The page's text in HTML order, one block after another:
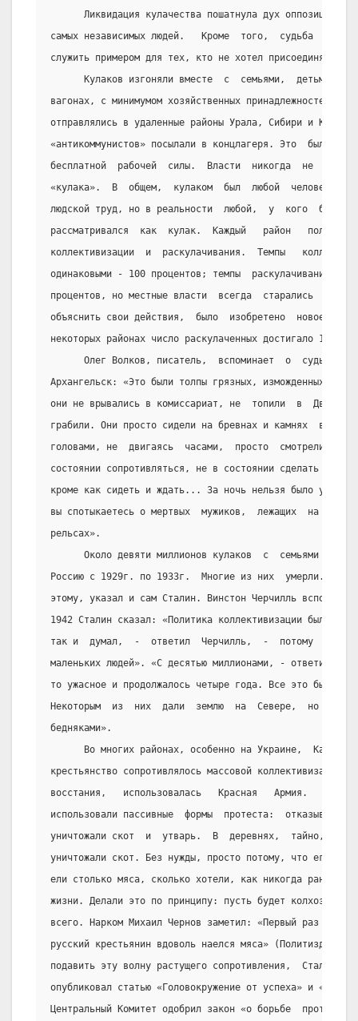
Ликвидация кулачества пошатнула дух оппозиции,
самых независимых людей.   Кроме  того,  судьба  этих
служить примером для тех, кто не хотел присоединяться
Кулаков изгоняли вместе  с  семьями,  детьми,
вагонах, с минимумом хозяйственных принадлежностей,
отправлялись в удаленные районы Урала, Сибири и
«антикоммунистов» посылали в концлагеря. Это  был
бесплатной  рабочей  силы.  Власти  никогда  не  дали
«кулака».  В  общем,  кулаком  был  любой  человек,
людской труд, но в реальности  любой,  у  кого  было
рассматривался  как  кулак.  Каждый   район   получил
коллективизации  и  раскулачивания.  Темпы
одинаковыми - 100 процентов; темпы  раскулачивания
процентов, но местные власти  всегда  старались
объяснить свои действия,  было  изобретено  новое
некоторых районах число раскулаченных достигало 15-20
Олег Волков, писатель,  вспоминает  о  судьбах
Архангельск: «Это были толпы грязных, изможденных и
они не врывались в комиссариат, не  топили  в  Двине
грабили. Они просто сидели на бревнах и камнях  вдоль
головами, не  двигаясь  часами,  просто  смотрели
состоянии сопротивляться, не в состоянии сделать что-
кроме как сидеть и ждать... За ночь нельзя было
вы спотыкаетесь о мертвых  мужиков,  лежащих  на
рельсах».
Около девяти миллионов кулаков  с  семьями  было
Россию с 1929г. по 1933г.  Многие из них  умерли.
этому, указал и сам Сталин. Винстон Черчилль
1942 Сталин сказал: «Политика коллективизации была
так и  думал,  -  ответил  Черчилль,  -  потому  что
маленьких людей». «С десятью миллионами, - ответил
то ужасное и продолжалось четыре года. Все это было
Некоторым  из  них  дали  землю  на  Севере,  но
бедняками».
Во многих районах, особенно на Украине,  Кавказе
крестьянство сопротивлялось массовой
восстания,   использовалась   Красная   Армия.
использовали пассивные  формы  протеста:
уничтожали скот  и  утварь.  В  деревнях,  тайно,
уничтожали скот. Без нужды, просто потому, что его
ели столько мяса, сколько хотели, как никогда раньше
жизни. Делали это по принципу: пусть будет колхоз, но
всего. Нарком Михаил Чернов заметил: «Первый раз  за
русский крестьянин вдоволь наелся мяса»
подавить эту волну растущего сопротивления,  Сталин
опубликовал статью «Головокружение от успеха» и
Центральный Комитет одобрил закон «о борьбе  против